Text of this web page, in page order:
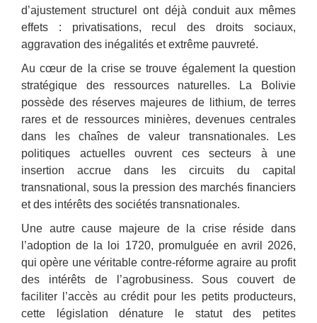
d’ajustement structurel ont déjà conduit aux mêmes
effets : privatisations, recul des droits sociaux,
aggravation des inégalités et extrême pauvreté.
Au cœur de la crise se trouve également la question
stratégique des ressources naturelles. La Bolivie
possède des réserves majeures de lithium, de terres
rares et de ressources minières, devenues centrales
dans les chaînes de valeur transnationales. Les
politiques actuelles ouvrent ces secteurs à une
insertion accrue dans les circuits du capital
transnational, sous la pression des marchés financiers
et des intérêts des sociétés transnationales.
Une autre cause majeure de la crise réside dans
l’adoption de la loi 1720, promulguée en avril 2026,
qui opère une véritable contre-réforme agraire au profit
des intérêts de l’agrobusiness. Sous couvert de
faciliter l’accès au crédit pour les petits producteurs,
cette législation dénature le statut des petites